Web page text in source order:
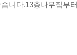
니다.13층나무집부